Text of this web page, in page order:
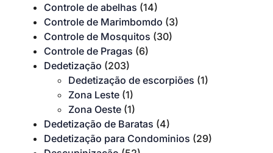
Controle de abelhas (14)
Controle de Marimbomdo (3)
Controle de Mosquitos (30)
Controle de Pragas (6)
Dedetização (203)
Dedetização de escorpiões (1)
Zona Leste (1)
Zona Oeste (1)
Dedetização de Baratas (4)
Dedetização para Condominios (29)